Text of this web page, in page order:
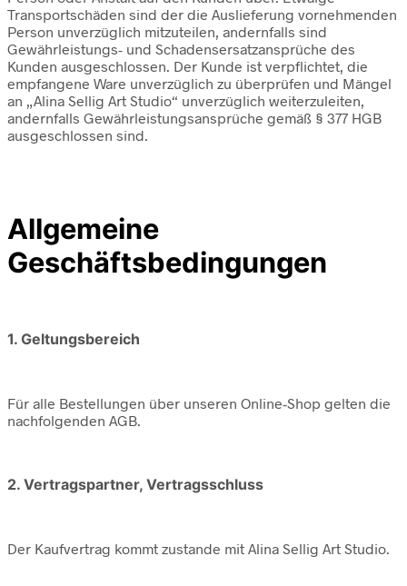
Transportschäden sind der die Auslieferung vornehmenden
Person unverzüglich mitzuteilen, andernfalls sind
Gewährleistungs- und Schadensersatzansprüche des
Kunden ausgeschlossen. Der Kunde ist verpflichtet, die
empfangene Ware unverzüglich zu überprüfen und Mängel
an „Alina Sellig Art Studio“ unverzüglich weiterzuleiten,
andernfalls Gewährleistungsansprüche gemäß § 377 HGB
ausgeschlossen sind.
Allgemeine
Geschäftsbedingungen
1. Geltungsbereich
Für alle Bestellungen über unseren Online-Shop gelten die
nachfolgenden AGB.
2. Vertragspartner, Vertragsschluss
Der Kaufvertrag kommt zustande mit Alina Sellig Art Studio.